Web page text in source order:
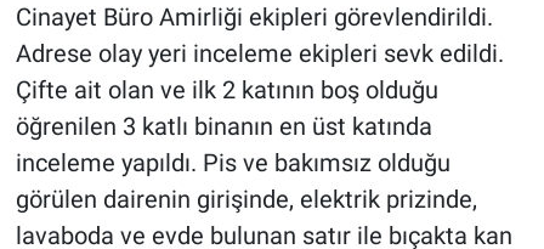
Cinayet Büro Amirliği ekipleri görevlendirildi.
Adrese olay yeri inceleme ekipleri sevk edildi.
Çifte ait olan ve ilk 2 katının boş olduğu
öğrenilen 3 katlı binanın en üst katında
inceleme yapıldı. Pis ve bakımsız olduğu
görülen dairenin girişinde, elektrik prizinde,
lavaboda ve evde bulunan satır ile bıçakta kan